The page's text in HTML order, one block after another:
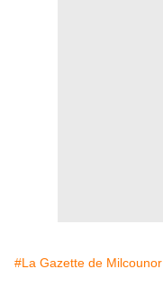
#La Gazette de Milcounor